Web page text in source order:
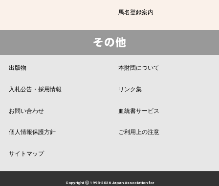
馬名登録案内
出版物 本財団について
入札公告・採用情報 リンク集
お問い合わせ 血統書サービス
個人情報保護方針 ご利用上の注意
サイトマップ
Copyright ⓒ 1998-2026 Japan Association for